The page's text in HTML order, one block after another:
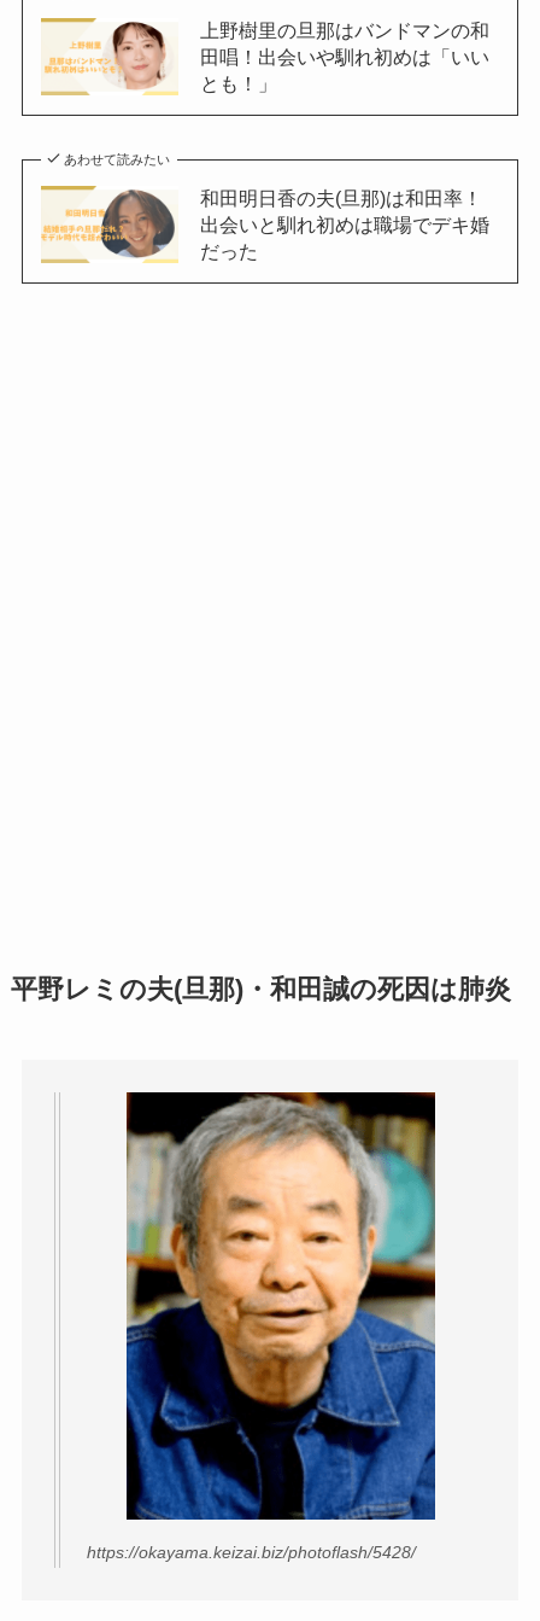
上野樹里の旦那はバンドマンの和
田唱！出会いや馴れ初めは「いい
とも！」
あわせて読みたい
和田明日香の夫(旦那)は和田率！
出会いと馴れ初めは職場でデキ婚
だった
平野レミの夫(旦那)・和田誠の死因は肺炎
https://okayama.keizai.biz/photoflash/5428/